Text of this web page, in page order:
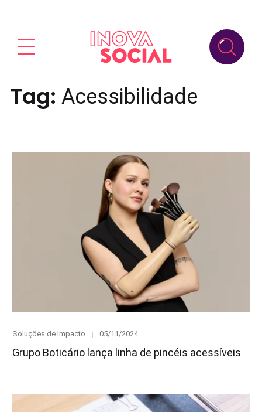
Tag: Acessibilidade
Category
Soluções de Impacto
Posted
05/11/2024
Grupo Boticário lança linha de pincéis acessíveis